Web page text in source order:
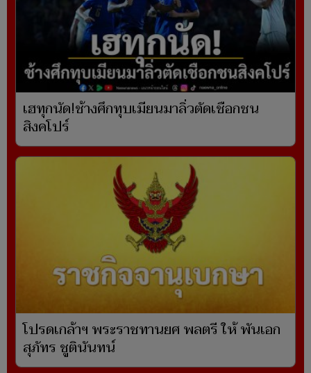
เฮทุกนัด!ช้างศึกทุบเมียนมาลิ่วตัดเชือกชน
สิงคโปร์
โปรดเกล้าฯ พระราชทานยศ พลตรี ให้ พันเอก
สุภัทร ชูตินันทน์